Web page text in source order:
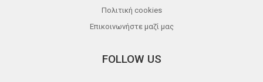
Πολιτική cookies
Επικοινωνήστε μαζί μας
FOLLOW US